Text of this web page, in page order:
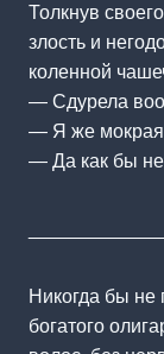
Толкнув
злость и
коленной
— Сдурела
— Я же мокрая
— Да как бы не
Никогда бы не
богатого